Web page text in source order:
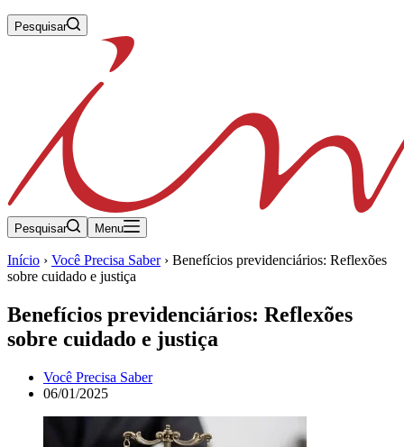
Pesquisar
Pesquisar Menu
Início › Você Precisa Saber› Benefícios previdenciários: Reflexões
sobre cuidado e justiça
Benefícios previdenciários: Reflexões
sobre cuidado e justiça
Você Precisa Saber
06/01/2025